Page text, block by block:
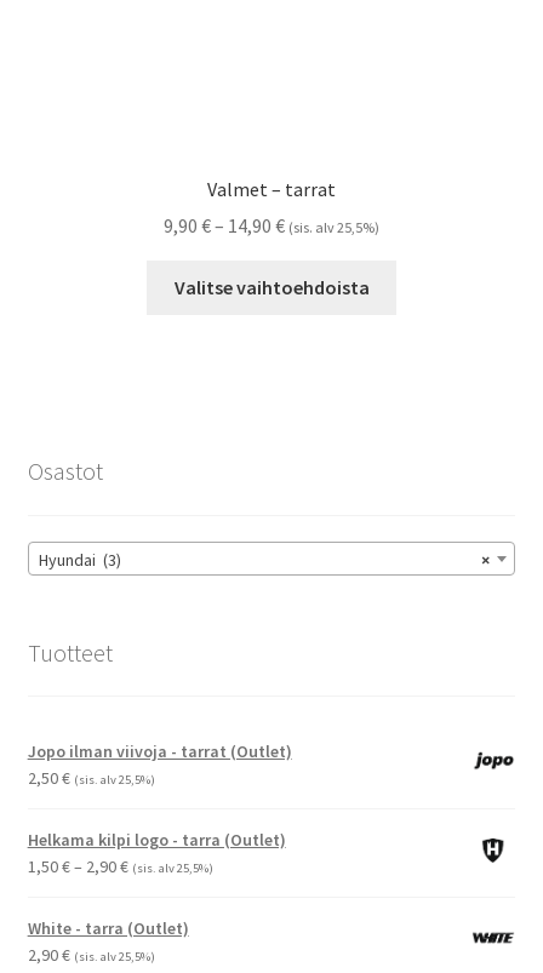
Valmet – tarrat
9,90 €– 14,90 €Hintaluokka:
-
(sis. alv 25,5%)
Valitse vaihtoehdoista
sivulla.
Osastot
×
Hyundai (3)
Tuotteet
Jopo ilman viivoja - tarrat (Outlet)
2,50€ (sis. alv 25,5%)
Helkama kilpi logo - tarra (Outlet)
1,50€– 2,90€Hintaluokka:
-
2,90 €
(sis. alv 25,5%)
White - tarra (Outlet)
2,90€ (sis. alv 25,5%)